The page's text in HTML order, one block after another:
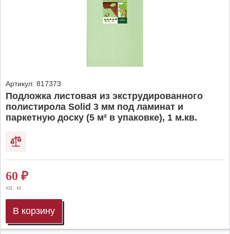
Артикул: 817373
Подложка листовая из экструдированного
полистирола Solid 3 мм под ламинат и
паркетную доску (5 м² в упаковке), 1 м.кв.
60 ₽
кв. м.
В корзину